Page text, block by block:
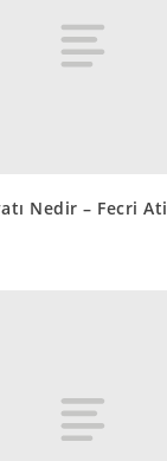
Nedir – Fecri